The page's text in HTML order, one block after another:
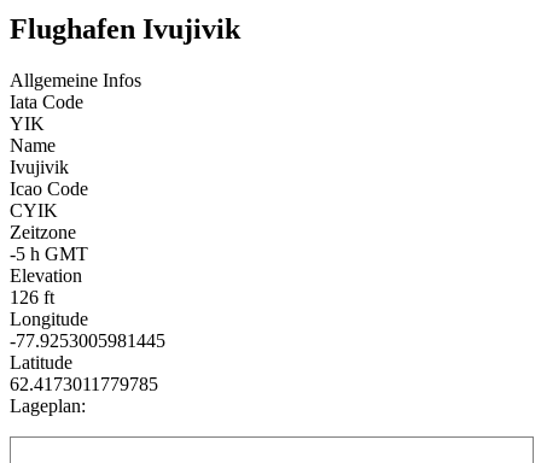
Flughafen Ivujivik
Allgemeine Infos
Iata Code
YIK
Name
Ivujivik
Icao Code
CYIK
Zeitzone
-5 h GMT
Elevation
126 ft
Longitude
-77.9253005981445
Latitude
62.4173011779785
Lageplan: